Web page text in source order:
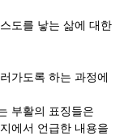
도를 낳는 삶에 대한
가도록 하는 과정에
부활의 표징들은
에서 언급한 내용을